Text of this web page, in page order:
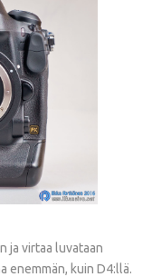
ja virtaa luvataan
enemmän, kuin D4:llä.